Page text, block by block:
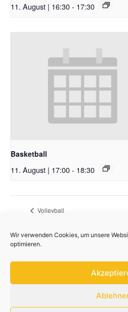
Wir verwenden Cookies, um unsere
optimieren.
11. August | 16:30- 17:30
Basketball
11. August | 17:00- 18:30
Volleyball